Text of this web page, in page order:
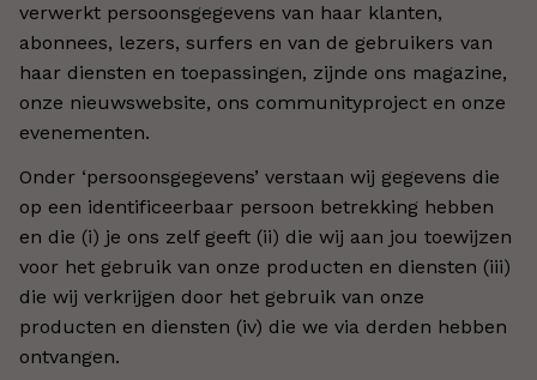
verwerkt persoonsgegevens van haar klanten,
abonnees, lezers, surfers en van de gebruikers van
haar diensten en toepassingen, zijnde ons magazine,
onze nieuwswebsite, ons communityproject en onze
evenementen.
Onder ‘persoonsgegevens’ verstaan wij gegevens die
op een identificeerbaar persoon betrekking hebben
en die (i) je ons zelf geeft (ii) die wij aan jou toewijzen
voor het gebruik van onze producten en diensten (iii)
die wij verkrijgen door het gebruik van onze
producten en diensten (iv) die we via derden hebben
ontvangen.